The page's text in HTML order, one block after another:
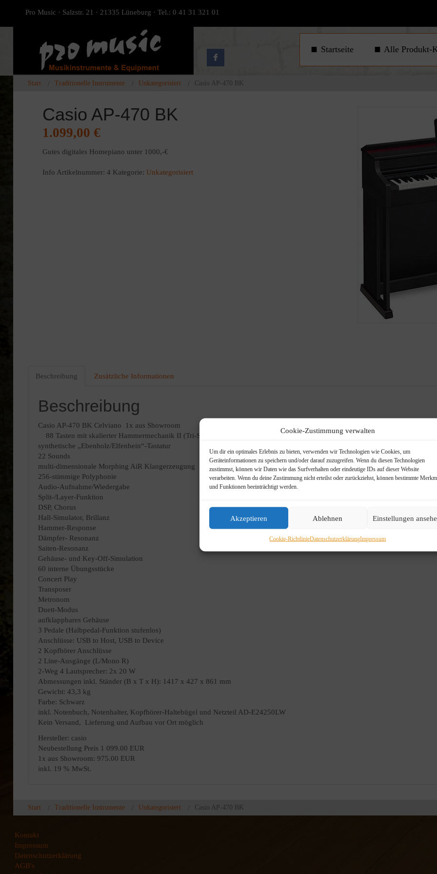
Cookie-Zustimmung verwalten
Um dir ein optimales Erlebnis zu bieten, verwenden wir Technologien wie Cookies, um
Geräteinformationen zu speichern und/oder darauf zuzugreifen. Wenn du diesen Technologien
zustimmst, können wir Daten wie das Surfverhalten oder eindeutige IDs auf dieser Website
verarbeiten. Wenn du deine Zustimmung nicht erteilst oder zurückziehst, können bestimmte
und Funktionen beeinträchtigt werden.
Akzeptieren Ablehnen Einstellungen
Cookie-RichtlinieDatenschutzerklärungImpressum
Pro Music · Salzstr. 21 · 21335 Lüneburg · Tel.: 0 41 31 321 01
Startseite Alle Produkt-
Start Traditionelle Instrumente Unkategorisiert Casio AP-470 BK
Casio AP-470 BK
1.099,00 €
Gutes digitales Homepiano unter 1000,-€
Info Artikelnummer: 4 Kategorie: Unkategorisiert
Beschreibung Zusätzliche Informationen
Beschreibung
Casio AP-470 BK Celviano 1x aus Showroom
88 Tasten mit skalierter Hammermechanik II (Tri-Sensor)
synthetische „Ebenholz/Elfenbein“-Tastatur
22 Sounds
multi-dimensionale Morphing AiR Klangerzeugung
256-stimmige Polyphonie
Audio-Aufnahme/Wiedergabe
Split-/Layer-Funktion
DSP, Chorus
Hall-Simulator, Brillanz
Hammer-Response
Dämpfer- Resonanz
Saiten-Resonanz
Gehäuse- und Key-Off-Simulation
60 interne Übungsstücke
Concert Play
Transposer
Metronom
Duett-Modus
aufklappbares Gehäuse
3 Pedale (Halbpedal-Funktion stufenlos)
Anschlüsse: USB to Host, USB to Device
2 Kopfhörer Anschlüsse
2 Line-Ausgänge (L/Mono R)
2-Weg 4 Lautsprecher: 2x 20 W
Abmessungen inkl. Ständer (B x T x H): 1417 x 427 x 861 mm
Gewicht: 43,3 kg
Farbe: Schwarz
inkl. Notenbuch, Notenhalter, Kopfhörer-Haltebügel und Netzteil AD-E24250LW
Kein Versand, Lieferung und Aufbau vor Ort möglich
Hersteller: casio
Neubestellung Preis 1 099.00 EUR
1x aus Showroom: 975.00 EUR
inkl. 19 % MwSt.
Start Traditionelle Instrumente Unkategorisiert Casio AP-470 BK
Kontakt
Impressum
Datenschutzerklärung
AGB's